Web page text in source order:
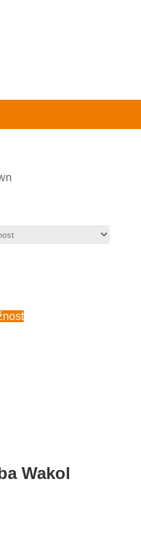
Ta
na
Wakol